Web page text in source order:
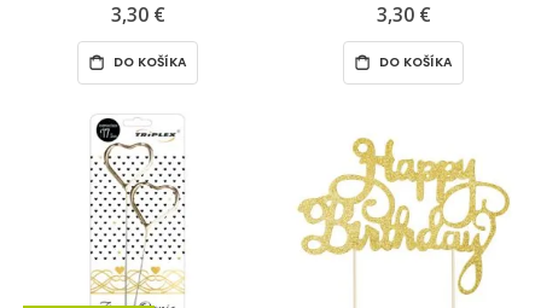
3,30 €
DO KOŠÍKA
3,30 €
DO KOŠÍKA